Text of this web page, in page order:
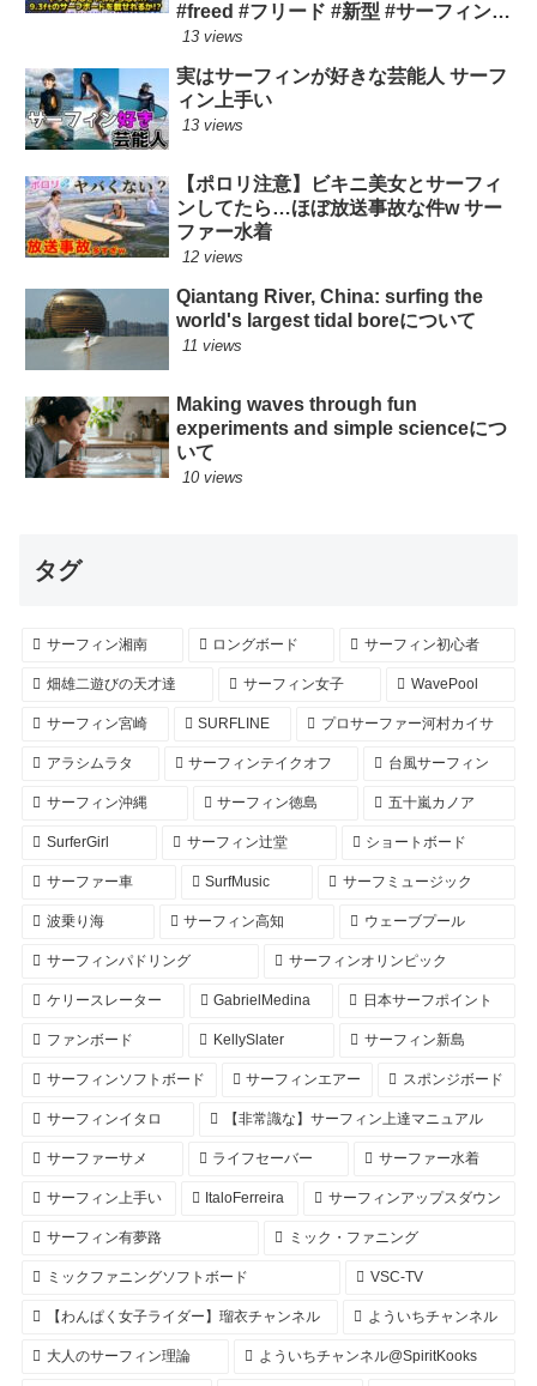
#freed #フリード #新型 #サーフィン
ロングボード
13 views
実はサーフィンが好きな芸能人 サーフ
ィン上手い
13 views
【ポロリ注意】ビキニ美女とサーフィ
ンしてたら…ほぼ放送事故な件w サー
ファー水着
12 views
Qiantang River, China: surfing the
world's largest tidal boreについて
11 views
Making waves through fun
experiments and simple scienceにつ
いて
10 views
タグ
サーフィン湘南 ロングボード サーフィン初心者
畑雄二遊びの天才達 サーフィン女子 WavePool
サーフィン宮崎 SURFLINE プロサーファー河村カイサ
アラシムラタ サーフィンテイクオフ 台風サーフィン
サーフィン沖縄 サーフィン徳島 五十嵐カノア
SurferGirl サーフィン辻堂 ショートボード
サーファー車 SurfMusic サーフミュージック
波乗り海 サーフィン高知 ウェーブプール
サーフィンパドリング サーフィンオリンピック
ケリースレーター GabrielMedina 日本サーフポイント
ファンボード KellySlater サーフィン新島
サーフィンソフトボード サーフィンエアー スポンジボード
サーフィンイタロ 【非常識な】サーフィン上達マニュアル
サーファーサメ ライフセーバー サーファー水着
サーフィン上手い ItaloFerreira サーフィンアップスダウン
サーフィン有夢路 ミック・ファニング
ミックファニングソフトボード VSC-TV
【わんぱく女子ライダー】瑠衣チャンネル よういちチャンネル
大人のサーフィン理論 よういちチャンネル@SpiritKooks